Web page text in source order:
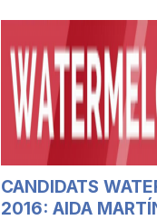
CANDIDATS
2016: AIDA